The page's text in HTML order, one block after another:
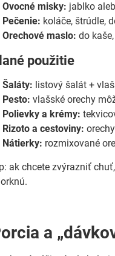
Ovocné misky: jablko
Pečenie: koláče, štrúdle,
Orechové maslo: do
použitie
Šaláty: listový šalát +
Pesto: vlašské orechy
Polievky a krémy:
Rizoto a cestoviny:
Nátierky: rozmixované
ak chcete zvýrazniť
a